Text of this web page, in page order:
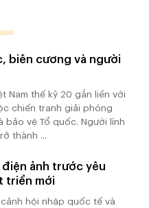
biên cương và người
Nam thế kỷ 20 gắn liền với
chiến tranh giải phóng
bảo vệ Tổ quốc. Người lính
thành ...
ảnh trước yêu
triển mới
hội nhập quốc tế và